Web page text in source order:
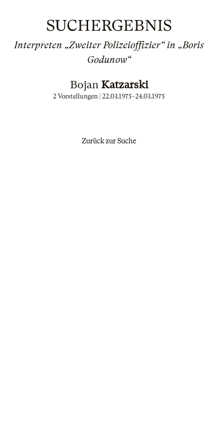
SUCHERGEBNIS
Interpreten „Zweiter Polizeioffizier“ in „Boris
Godunow“
Bojan Katzarski
2 Vorstellungen | 22.03.1975–24.03.1975
Zurück zur Suche